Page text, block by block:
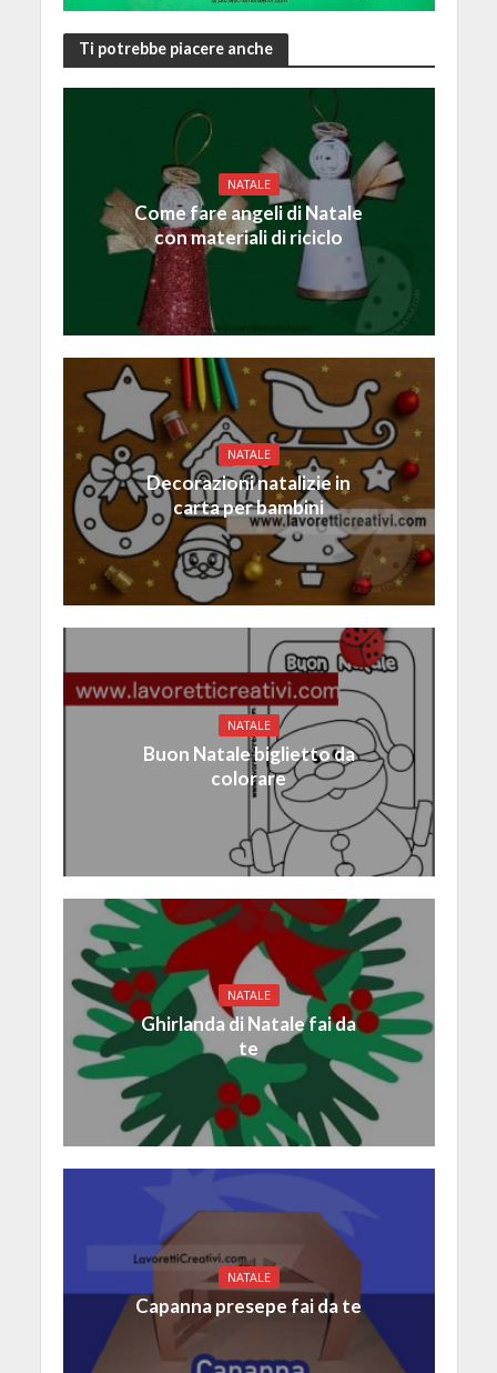
Ti potrebbe piacere anche
NATALE
Come fare angeli di Natale
con materiali di riciclo
NATALE
Decorazioni natalizie in
carta per bambini
NATALE
Buon Natale biglietto da
colorare
NATALE
Ghirlanda di Natale fai da
te
NATALE
Capanna presepe fai da te